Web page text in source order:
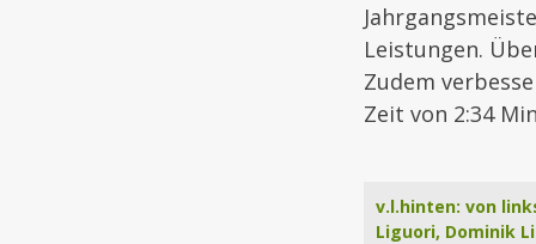
Leistungen.
Zudem
Zeit von 2:34
v.l.hinten: von
Liguori, Dominik